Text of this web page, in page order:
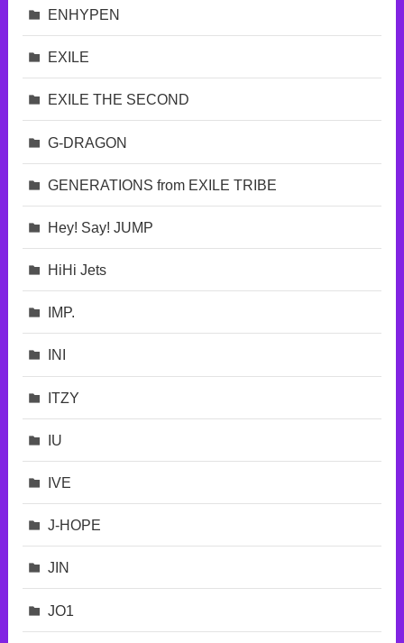
ENHYPEN
EXILE
EXILE THE SECOND
G-DRAGON
GENERATIONS from EXILE TRIBE
Hey! Say! JUMP
HiHi Jets
IMP.
INI
ITZY
IU
IVE
J-HOPE
JIN
JO1